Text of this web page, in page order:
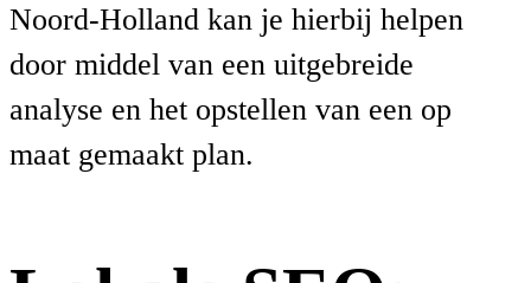
Noord-Holland kan je hierbij helpen
door middel van een uitgebreide
analyse en het opstellen van een op
maat gemaakt plan.